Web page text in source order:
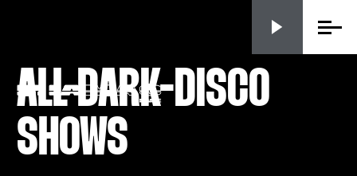
ALL DARK-DISCO
SHOWS